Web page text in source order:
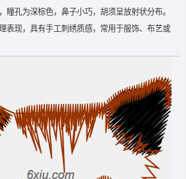
瞳孔为深棕色，鼻子小巧，胡须呈放射状分布。
表现，具有手工刺绣质感，常用于服饰、布艺或